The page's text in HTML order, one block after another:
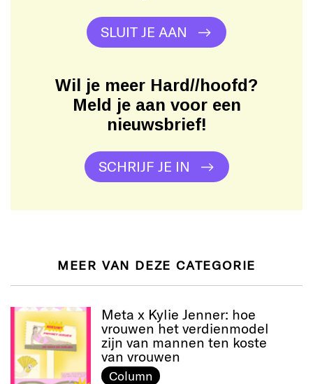
SLUIT JE AAN
Wil je meer Hard//hoofd?
Meld je aan voor een
nieuwsbrief!
SCHRIJF JE IN
MEER VAN DEZE CATEGORIE
Meta x Kylie Jenner: hoe
vrouwen het verdienmodel
zijn van mannen ten koste
van vrouwen
Column